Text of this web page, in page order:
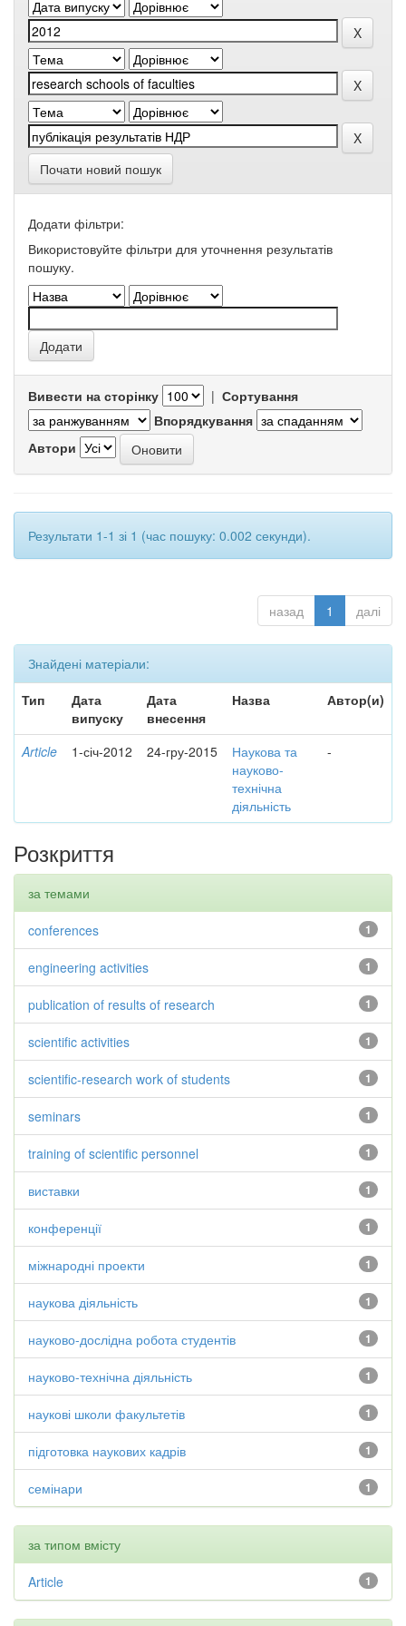
Почати новий пошук
Додати фільтри:
Використовуйте фільтри для уточнення результатів
пошуку.
Вивести на сторінку | Сортування
Впорядкування
Автори
Результати 1-1 зі 1 (час пошуку: 0.002 секунди).
назад 1 далі
Знайдені матеріали:
Тип
Дата
випуску
Дата
внесення
Назва Автор(и)
Article 1-січ-2012 24-гру-2015
Наукова та
науково-
технічна
діяльність
-
Розкриття
за темами
1
conferences
1
engineering activities
1
publication of results of research
1
scientific activities
1
scientific-research work of students
1
seminars
1
training of scientific personnel
1
виставки
1
конференції
1
міжнародні проекти
1
наукова діяльність
1
науково-дослідна робота студентів
1
науково-технічна діяльність
1
наукові школи факультетів
1
підготовка наукових кадрів
1
семінари
за типом вмісту
1
Article